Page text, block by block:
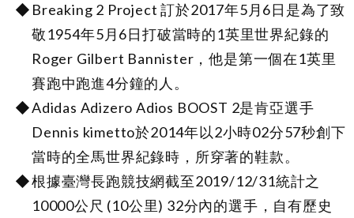
Breaking 2 Project 訂於2017年5月6日是為了致
敬1954年5月6日打破當時的1英里世界紀錄的
Roger Gilbert Bannister，他是第一個在1英里
賽跑中跑進4分鐘的人。
Adidas Adizero Adios BOOST 2是肯亞選手
Dennis kimetto於2014年以2小時02分57秒創下
當時的全馬世界紀錄時，所穿著的鞋款。
根據臺灣長跑競技網截至2019/12/31統計之
10000公尺 (10公里) 32分內的選手，自有歷史